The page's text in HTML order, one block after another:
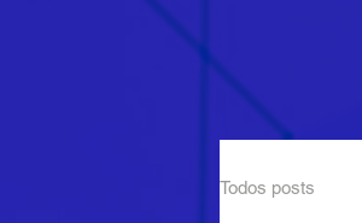
Todos posts